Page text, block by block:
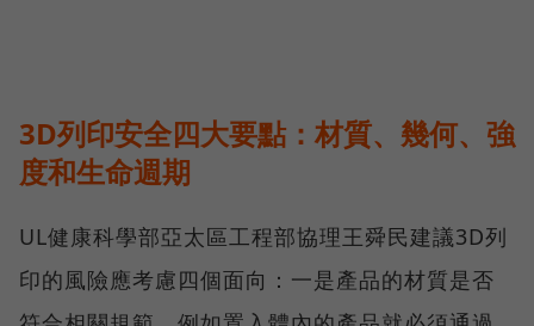
3D列印安全四大要點：材質、幾何、強
度和生命週期
UL健康科學部亞太區工程部協理王舜民建議3D列
印的風險應考慮四個面向：一是產品的材質是否